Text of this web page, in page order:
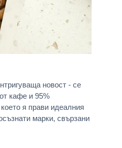
новост - се
кафе и 95%
я прави идеалния
марки, свързани